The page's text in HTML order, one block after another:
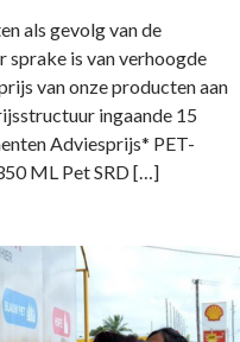
als gevolg van de
sprake is van verhoogde
van onze producten aan
ingaande 15
Adviesprijs* PET-
ML Pet SRD […]